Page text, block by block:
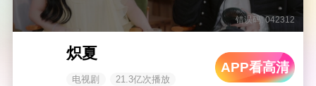
错误码: 042312
炽夏
电视剧 21.3亿次播放
APP看高清